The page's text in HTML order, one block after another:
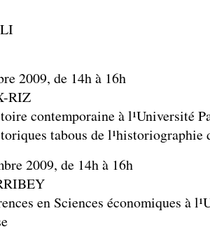
2009, de 14h à 16h
RIZ
contemporaine à l¹Université
tabous de l¹historiographie
2009, de 14h à 16h
en Sciences économiques à